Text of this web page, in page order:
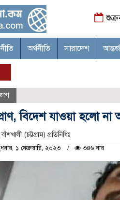
অর্থনীতি সারাদেশ
বিদেশ যাওয়া হলো
(চট্টগ্রাম) প্রতিনিধিঃ
১ ফেব্রুয়ারি, ২০২৩ ৩৪৬ বার